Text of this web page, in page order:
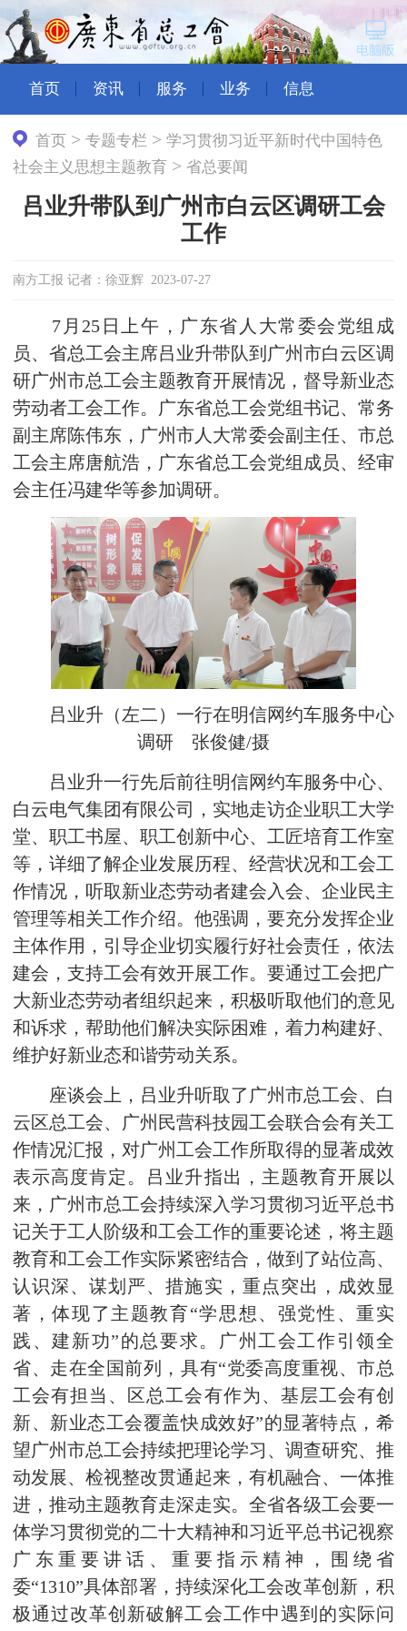
首页 资讯 服务 业务 信息
首页 >专题专栏 >学习贯彻习近平新时代中国特色
社会主义思想主题教育 > 省总要闻
吕业升带队到广州市白云区调研工会
工作
南方工报 记者：徐亚辉 2023-07-27
7月25日上午，广东省人大常委会党组成
员、省总工会主席吕业升带队到广州市白云区调
研广州市总工会主题教育开展情况，督导新业态
劳动者工会工作。广东省总工会党组书记、常务
副主席陈伟东，广州市人大常委会副主任、市总
工会主席唐航浩，广东省总工会党组成员、经审
会主任冯建华等参加调研。
吕业升（左二）一行在明信网约车服务中心
调研 张俊健/摄
吕业升一行先后前往明信网约车服务中心、
白云电气集团有限公司，实地走访企业职工大学
堂、职工书屋、职工创新中心、工匠培育工作室
等，详细了解企业发展历程、经营状况和工会工
作情况，听取新业态劳动者建会入会、企业民主
管理等相关工作介绍。他强调，要充分发挥企业
主体作用，引导企业切实履行好社会责任，依法
建会，支持工会有效开展工作。要通过工会把广
大新业态劳动者组织起来，积极听取他们的意见
和诉求，帮助他们解决实际困难，着力构建好、
维护好新业态和谐劳动关系。
座谈会上，吕业升听取了广州市总工会、白
云区总工会、广州民营科技园工会联合会有关工
作情况汇报，对广州工会工作所取得的显著成效
表示高度肯定。吕业升指出，主题教育开展以
来，广州市总工会持续深入学习贯彻习近平总书
记关于工人阶级和工会工作的重要论述，将主题
教育和工会工作实际紧密结合，做到了站位高、
认识深、谋划严、措施实，重点突出，成效显
著，体现了主题教育“学思想、强党性、重实
践、建新功”的总要求。广州工会工作引领全
省、走在全国前列，具有“党委高度重视、市总
工会有担当、区总工会有作为、基层工会有创
新、新业态工会覆盖快成效好”的显著特点，希
望广州市总工会持续把理论学习、调查研究、推
动发展、检视整改贯通起来，有机融合、一体推
进，推动主题教育走深走实。全省各级工会要一
体学习贯彻党的二十大精神和习近平总书记视察
广东重要讲话、重要指示精神，围绕省
委“1310”具体部署，持续深化工会改革创新，积
极通过改革创新破解工会工作中遇到的实际问